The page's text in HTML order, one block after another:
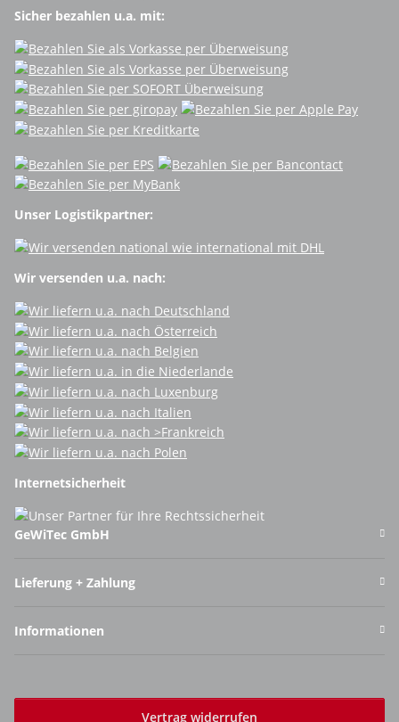
Sicher bezahlen u.a. mit:
Unser Logistikpartner:
Wir versenden u.a. nach:
Internetsicherheit
GeWiTec GmbH
Lieferung + Zahlung
Informationen
Vertrag widerrufen